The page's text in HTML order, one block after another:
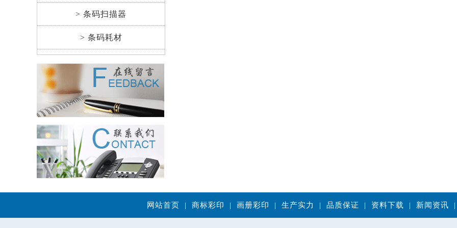
> 条码扫描器
> 条码耗材
网站首页 | 商标彩印 | 画册彩印 | 生产实力 | 品质保证 | 资料下载 | 新闻资讯